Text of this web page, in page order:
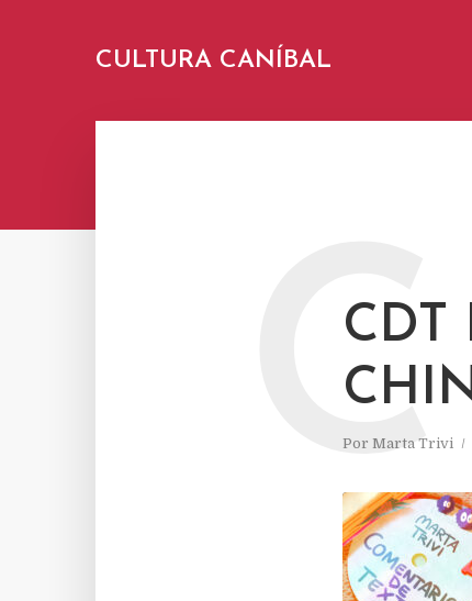
CULTURA CANÍBAL
CDT
Por Marta Trivi
C